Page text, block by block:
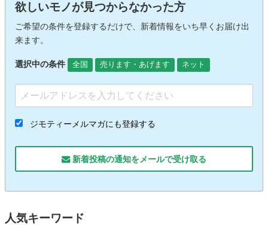
欲しいモノが見つからなかった方
ご希望の条件を登録するだけで、新着情報をいち早くお届け出
来ます。
選択中の条件 全国 売ります・あげます ネット
ジモティーメルマガにも登録する
新着投稿の通知をメールで受け取る
人気キーワード